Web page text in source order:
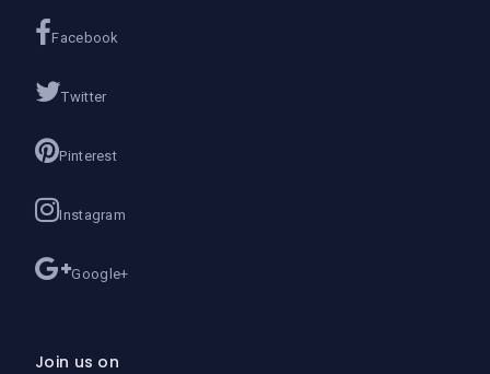
Facebook
Twitter
Pinterest
Instagram
Google+
Join us on